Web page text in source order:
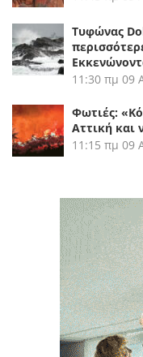
Τυφώνας
11:30 πμ 09
Φωτιές:
Αττική και
11:15 πμ 09